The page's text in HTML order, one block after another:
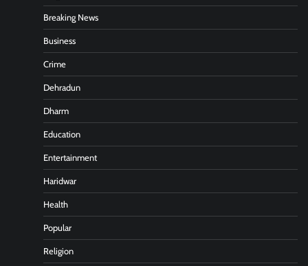
Breaking News
Business
Crime
Dehradun
Dharm
Education
Entertainment
Haridwar
Health
Popular
Religion